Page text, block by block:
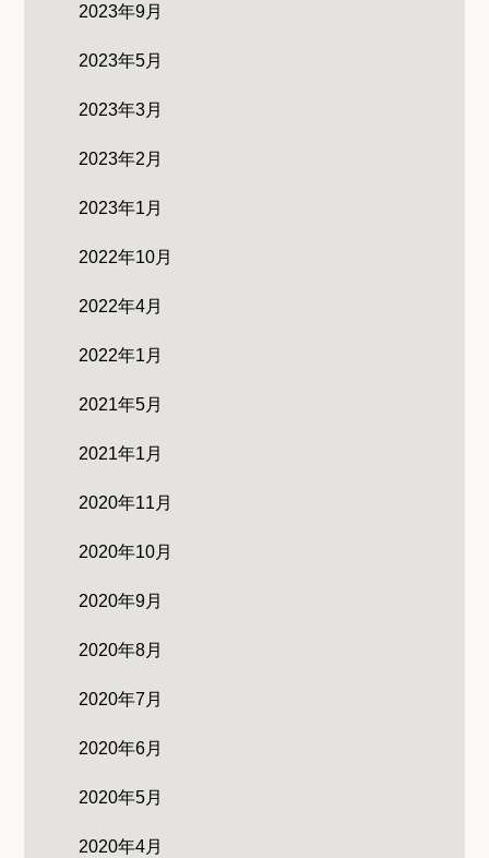
2023年9月
2023年5月
2023年3月
2023年2月
2023年1月
2022年10月
2022年4月
2022年1月
2021年5月
2021年1月
2020年11月
2020年10月
2020年9月
2020年8月
2020年7月
2020年6月
2020年5月
2020年4月